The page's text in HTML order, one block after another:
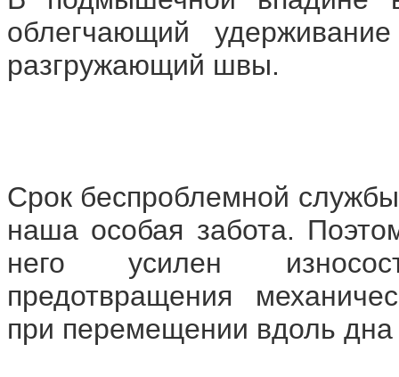
облегчающий
разгружающий швы.
Срок беспроблемной
наша особая забота.
него усилен
предотвращения
при перемещении вдоль